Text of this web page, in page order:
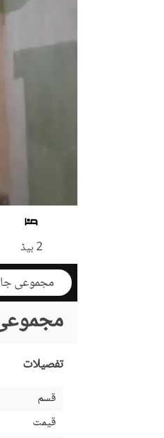
2 بیڈ
مجموعی
تفصیلات
قسم
قیمت